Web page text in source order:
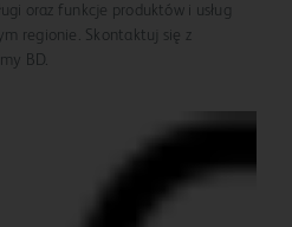
oraz funkcje produktów i usług
regionie. Skontaktuj się z
BD.